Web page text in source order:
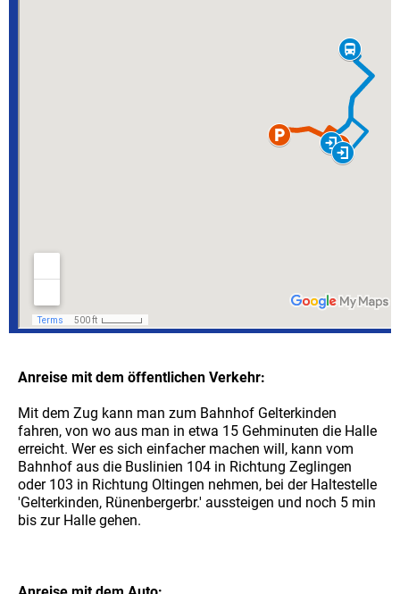
Anreise mit dem öffentlichen Verkehr:
Mit dem Zug kann man zum Bahnhof Gelterkinden
fahren, von wo aus man in etwa 15 Gehminuten die Halle
erreicht. Wer es sich einfacher machen will, kann vom
Bahnhof aus die Buslinien 104 in Richtung Zeglingen
oder 103 in Richtung Oltingen nehmen, bei der Haltestelle
'Gelterkinden, Rünenbergerbr.' aussteigen und noch 5 min
bis zur Halle gehen.